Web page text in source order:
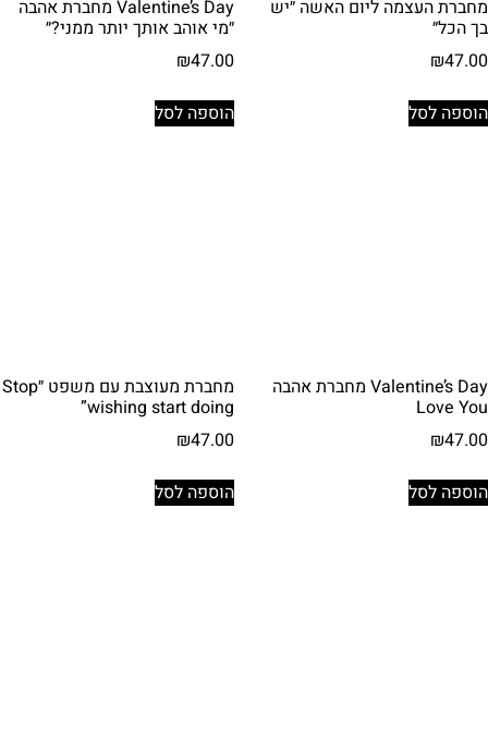
מחברת העצמה ליום האשה ״יש
בך הכל״
₪47.00
הוספה לסל
Valentine’s Day מחברת אהבה
״מי אוהב אותך יותר ממני?״
₪47.00
הוספה לסל
Valentine’s Day מחברת אהבה
Love You
₪47.00
הוספה לסל
מחברת מעוצבת עם משפט ״Stop
wishing start doing”
₪47.00
הוספה לסל